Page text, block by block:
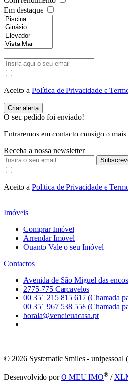
Em destaque
Aceito a Política de Privacidade e
O seu pedido foi enviado!
Entraremos em contacto consigo o
Receba a nossa newsletter.
Aceito a Política de Privacidade e
Imóveis
Comprar Imóvel
Arrendar Imóvel
Quanto Vale o seu Imóvel
Contactos
Avenida de São Miguel das
2775-775 Carcavelos
00 351 215 815 617 (Chamada
00 351 967 538 558 (Chamada
borala@vendieuacasa.pt
© 2026 Systematic Smiles -
Desenvolvido porO MEU IMO® /